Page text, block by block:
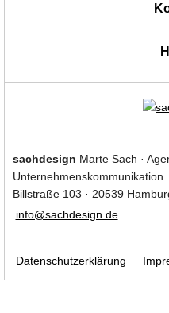
sachdesign Marte Sach ·
Unternehmenskommunikation
Billstraße 103 · 20539
info@sachdesign.de
Datenschutzerklärung